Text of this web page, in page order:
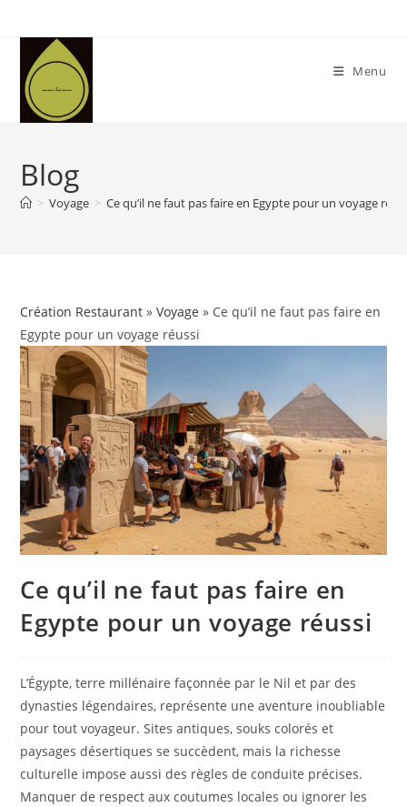
content
Menu
Blog
> Voyage > Ce qu’il ne faut pas faire en Egypte pour un voyage
Création Restaurant »Voyage » Ce qu’il ne faut pas faire en
Egypte pour un voyage réussi
Ce qu’il ne faut pas faire en
Egypte pour un voyage réussi
L’Égypte, terre millénaire façonnée par le Nil et par des
dynasties légendaires, représente une aventure inoubliable
pour tout voyageur. Sites antiques, souks colorés et
paysages désertiques se succèdent, mais la richesse
culturelle impose aussi des règles de conduite précises.
Manquer de respect aux coutumes locales ou ignorer les